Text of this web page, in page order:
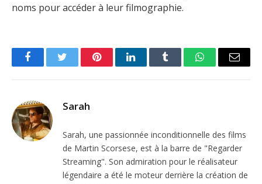
noms pour accéder à leur filmographie.
FacebookTwitter PinterestLinkedInTumblr WhatsAppEmail
Sarah
Sarah, une passionnée inconditionnelle des films
de Martin Scorsese, est à la barre de "Regarder
Streaming". Son admiration pour le réalisateur
légendaire a été le moteur derrière la création de